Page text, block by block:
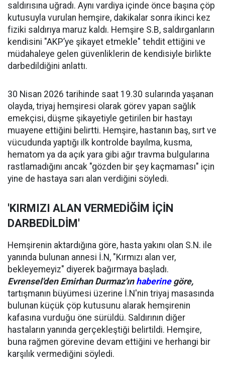
saldırısına uğradı. Aynı vardiya içinde önce başına çöp
kutusuyla vurulan hemşire, dakikalar sonra ikinci kez
fiziki saldırıya maruz kaldı. Hemşire S.B, saldırganların
kendisini "AKP’ye şikayet etmekle" tehdit ettiğini ve
müdahaleye gelen güvenliklerin de kendisiyle birlikte
darbedildiğini anlattı.
30 Nisan 2026 tarihinde saat 19.30 sularında yaşanan
olayda, triyaj hemşiresi olarak görev yapan sağlık
emekçisi, düşme şikayetiyle getirilen bir hastayı
muayene ettiğini belirtti. Hemşire, hastanın baş, sırt ve
vücudunda yaptığı ilk kontrolde bayılma, kusma,
hematom ya da açık yara gibi ağır travma bulgularına
rastlamadığını ancak "gözden bir şey kaçmaması" için
yine de hastaya sarı alan verdiğini söyledi.
'KIRMIZI ALAN VERMEDİĞİM İÇİN
DARBEDİLDİM'
Hemşirenin aktardığına göre, hasta yakını olan S.N. ile
yanında bulunan annesi İ.N, "Kırmızı alan ver,
bekleyemeyiz" diyerek bağırmaya başladı.
Evrensel'den Emirhan Durmaz'ın haberinegöre,
tartışmanın büyümesi üzerine İ.N'nin triyaj masasında
bulunan küçük çöp kutusunu alarak hemşirenin
kafasına vurduğu öne sürüldü. Saldırının diğer
hastaların yanında gerçekleştiği belirtildi. Hemşire,
buna rağmen görevine devam ettiğini ve herhangi bir
karşılık vermediğini söyledi.